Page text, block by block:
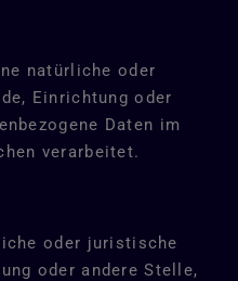
natürliche oder
Einrichtung oder
Daten im
verarbeitet.
oder juristische
oder andere Stelle,